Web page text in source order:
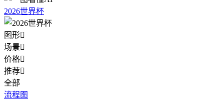
2026世界杯
图形
场景
价格
推荐
全部
流程图